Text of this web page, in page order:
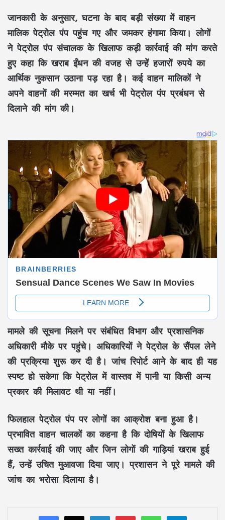
जानकारी के अनुसार, घटना के बाद बड़ी संख्या में वाहन
मालिक पेट्रोल पंप पहुंच गए और जमकर हंगामा किया। लोगों
ने पेट्रोल पंप संचालक के खिलाफ कड़ी कार्रवाई की मांग करते
हुए कहा कि खराब ईंधन की वजह से उन्हें हजारों रुपये का
आर्थिक नुकसान उठाना पड़ रहा है। कई वाहन मालिकों ने
अपने वाहनों की मरम्मत का खर्च भी पेट्रोल पंप प्रबंधन से
दिलाने की मांग की।
मामले की सूचना मिलने पर संबंधित विभाग और प्रशासनिक
अधिकारी मौके पर पहुंचे। अधिकारियों ने पेट्रोल के सैंपल लेने
की प्रक्रिया शुरू कर दी है। जांच रिपोर्ट आने के बाद ही यह
स्पष्ट हो सकेगा कि पेट्रोल में वास्तव में पानी या किसी अन्य
प्रकार की मिलावट थी या नहीं।
फिलहाल पेट्रोल पंप पर लोगों का आक्रोश बना हुआ है।
प्रभावित वाहन चालकों का कहना है कि दोषियों के खिलाफ
सख्त कार्रवाई की जाए और जिन लोगों की गाड़ियां खराब हुई
हैं, उन्हें उचित मुआवजा दिया जाए। प्रशासन ने पूरे मामले की
जांच का भरोसा दिलाया है।
LinkedInPinterestWhatsAppTelegram